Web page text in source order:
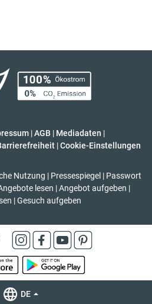
|AGB | Mediadaten |
| Cookie-Einstellungen
Nutzung | Pressespiegel | Passwort
lesen | Angebot aufgeben |
| Gesuch aufgeben
DE